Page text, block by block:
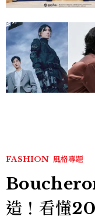
FASHION 風格專題
造！看懂